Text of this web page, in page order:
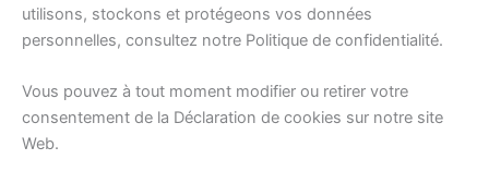
utilisons, stockons et protégeons vos données
personnelles, consultez notre Politique de confidentialité.
Vous pouvez à tout moment modifier ou retirer votre
consentement de la Déclaration de cookies sur notre site
Web.